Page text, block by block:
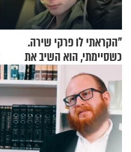
"הקראתי לו פרקי שירה.
כשסיימתי, הוא השיב את
נשמתו לבורא"